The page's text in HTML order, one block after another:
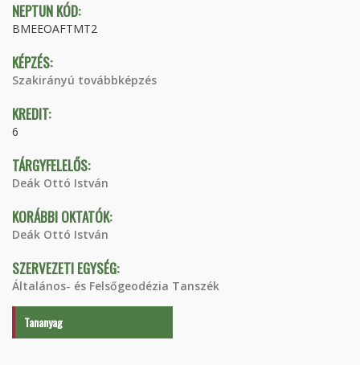
NEPTUN KÓD:
BMEEOAFTMT2
KÉPZÉS:
Szakirányú továbbképzés
KREDIT:
6
TÁRGYFELELŐS:
Deák Ottó István
KORÁBBI OKTATÓK:
Deák Ottó István
SZERVEZETI EGYSÉG:
Általános- és Felsőgeodézia Tanszék
Tananyag